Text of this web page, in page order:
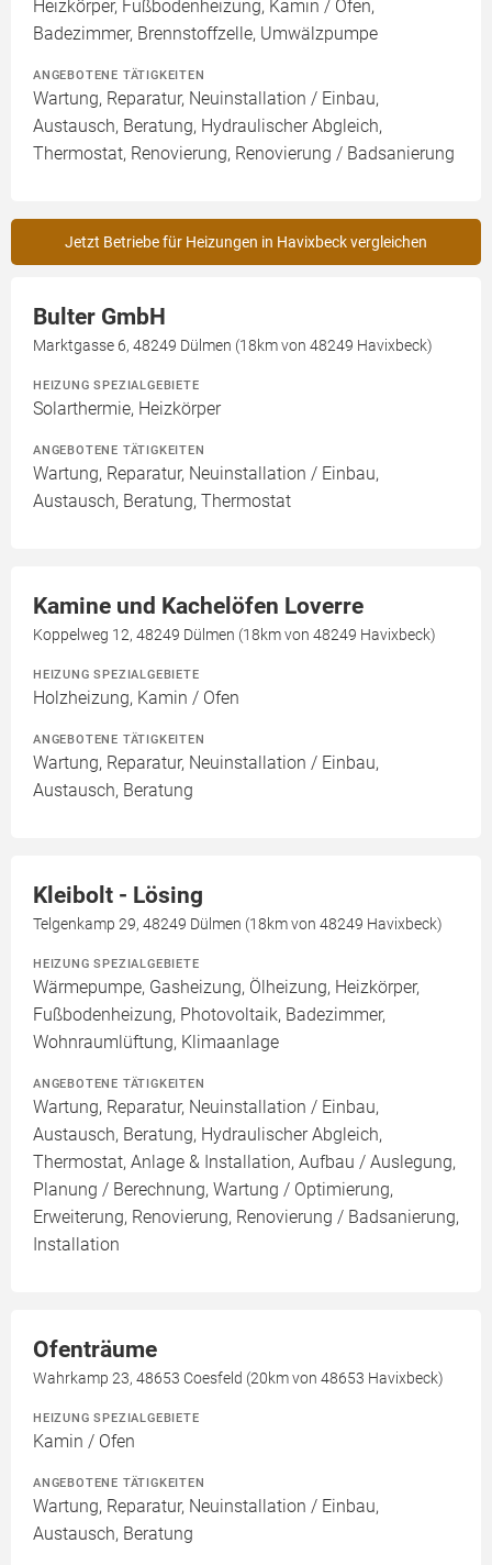
Heizkörper, Fußbodenheizung, Kamin / Ofen,
Badezimmer, Brennstoffzelle, Umwälzpumpe
ANGEBOTENE TÄTIGKEITEN
Wartung, Reparatur, Neuinstallation / Einbau,
Austausch, Beratung, Hydraulischer Abgleich,
Thermostat, Renovierung, Renovierung / Badsanierung
Jetzt Betriebe für Heizungen in Havixbeck vergleichen
Bulter GmbH
Marktgasse 6, 48249 Dülmen (18km von 48249 Havixbeck)
HEIZUNG SPEZIALGEBIETE
Solarthermie, Heizkörper
ANGEBOTENE TÄTIGKEITEN
Wartung, Reparatur, Neuinstallation / Einbau,
Austausch, Beratung, Thermostat
Kamine und Kachelöfen Loverre
Koppelweg 12, 48249 Dülmen (18km von 48249 Havixbeck)
HEIZUNG SPEZIALGEBIETE
Holzheizung, Kamin / Ofen
ANGEBOTENE TÄTIGKEITEN
Wartung, Reparatur, Neuinstallation / Einbau,
Austausch, Beratung
Kleibolt - Lösing
Telgenkamp 29, 48249 Dülmen (18km von 48249 Havixbeck)
HEIZUNG SPEZIALGEBIETE
Wärmepumpe, Gasheizung, Ölheizung, Heizkörper,
Fußbodenheizung, Photovoltaik, Badezimmer,
Wohnraumlüftung, Klimaanlage
ANGEBOTENE TÄTIGKEITEN
Wartung, Reparatur, Neuinstallation / Einbau,
Austausch, Beratung, Hydraulischer Abgleich,
Thermostat, Anlage & Installation, Aufbau / Auslegung,
Planung / Berechnung, Wartung / Optimierung,
Erweiterung, Renovierung, Renovierung / Badsanierung,
Installation
Ofenträume
Wahrkamp 23, 48653 Coesfeld (20km von 48653 Havixbeck)
HEIZUNG SPEZIALGEBIETE
Kamin / Ofen
ANGEBOTENE TÄTIGKEITEN
Wartung, Reparatur, Neuinstallation / Einbau,
Austausch, Beratung